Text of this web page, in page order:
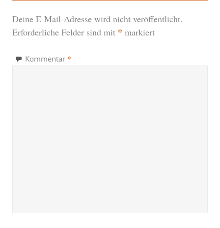
Deine E-Mail-Adresse wird nicht veröffentlicht.
Erforderliche Felder sind mit * markiert
Kommentar *